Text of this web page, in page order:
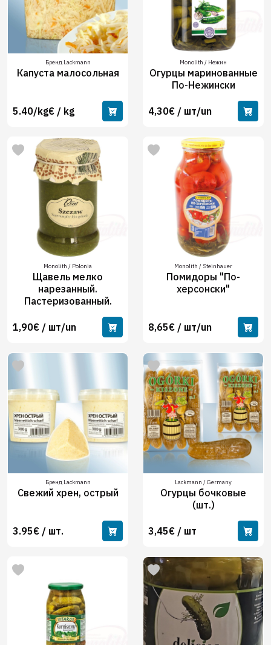
Бренд Lackmann
Капуста малосольная
5.40/kg€ / kg
Monolith / Нежин
Огурцы маринованные
По-Нежински
4,30€ / шт/un
Monolith / Polonia
Щавель мелко
нарезанный.
Пастеризованный.
1,90€ / шт/un
Monolith / Steinhauer
Помидоры "По-
херсонски"
8,65€ / шт/un
Бренд Lackmann
Свежий хрен, острый
3.95€ / шт.
Lackmann / Germany
Огурцы бочковые
(шт.)
3,45€ / шт